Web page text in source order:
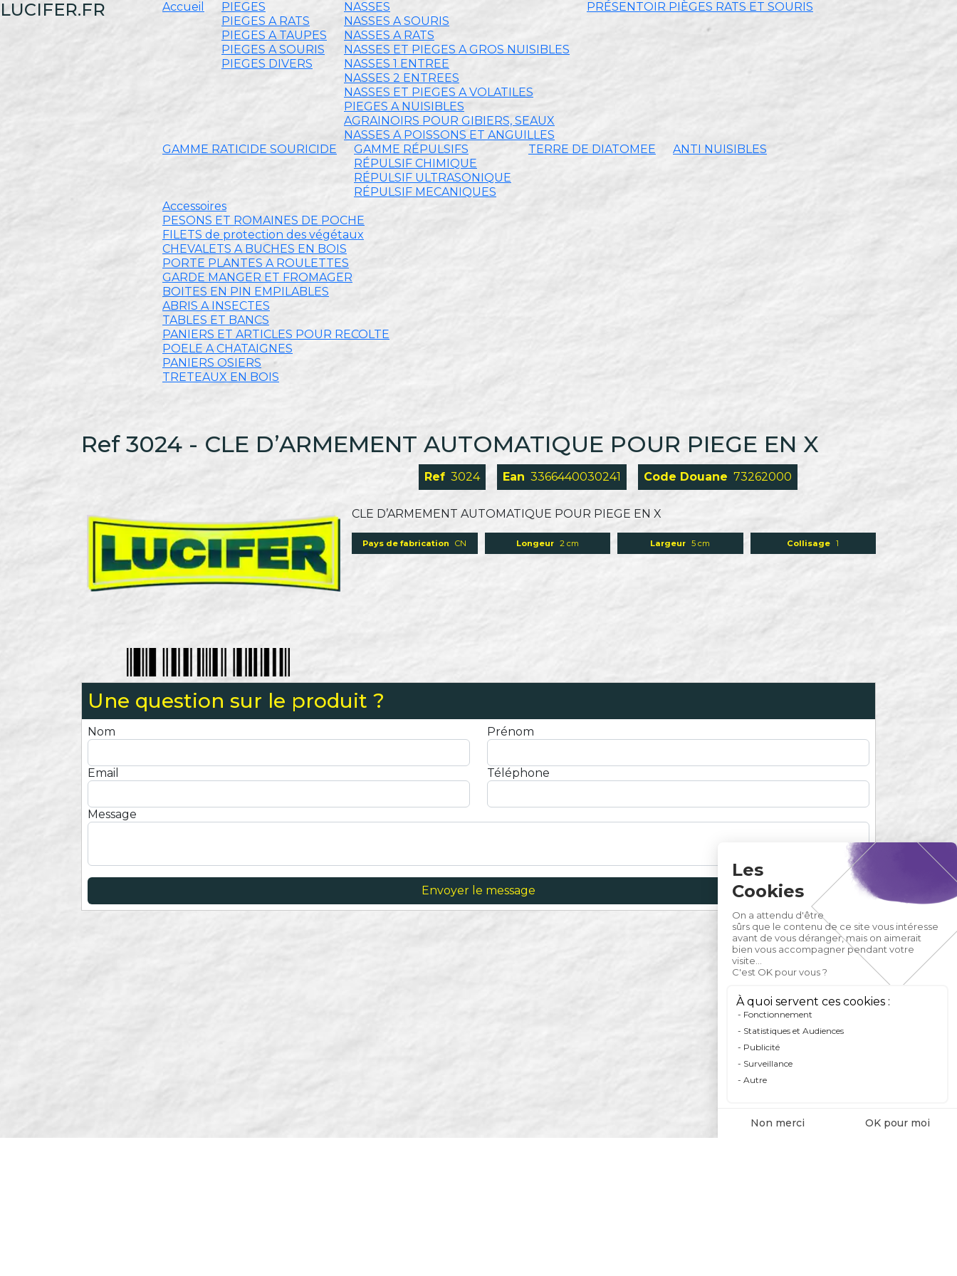
LUCIFER.FR Accueil
PIEGES
PIEGES A RATS
PIEGES A TAUPES
PIEGES A SOURIS
PIEGES DIVERS
NASSES
NASSES A SOURIS
NASSES A RATS
NASSES ET PIEGES A GROS NUISIBLES
NASSES 1 ENTREE
NASSES 2 ENTREES
NASSES ET PIEGES A VOLATILES
PIEGES A NUISIBLES
AGRAINOIRS POUR GIBIERS, SEAUX
NASSES A POISSONS ET ANGUILLES
PRÉSENTOIR PIÈGES RATS ET SOURIS
GAMME RATICIDE SOURICIDE
GAMME RÉPULSIFS
RÉPULSIF CHIMIQUE
RÉPULSIF ULTRASONIQUE
RÉPULSIF MECANIQUES
TERRE DE DIATOMEE ANTI NUISIBLES
Accessoires
PESONS ET ROMAINES DE POCHE
FILETS de protection des végétaux
CHEVALETS A BUCHES EN BOIS
PORTE PLANTES A ROULETTES
GARDE MANGER ET FROMAGER
BOITES EN PIN EMPILABLES
ABRIS A INSECTES
TABLES ET BANCS
PANIERS ET ARTICLES POUR RECOLTE
POELE A CHATAIGNES
PANIERS OSIERS
TRETEAUX EN BOIS
Ref 3024 - CLE D’ARMEMENT AUTOMATIQUE POUR PIEGE EN X
Ref 3024 Ean 3366440030241 Code Douane 73262000
CLE D’ARMEMENT AUTOMATIQUE POUR PIEGE EN X
Pays de fabrication CN Longeur 2 cm Largeur 5 cm Collisage 1
Une question sur le produit ?
Nom Prénom
Email Téléphone
Message
Envoyer le message
Les
Cookies
On a attendu d'être
sûrs que le contenu de ce site vous intéresse
avant de vous déranger, mais on aimerait
bien vous accompagner pendant votre
visite...
C'est OK pour vous ?
À quoi servent ces cookies :
Fonctionnement
Statistiques et Audiences
Publicité
Surveillance
Autre
Non merci OK pour moi